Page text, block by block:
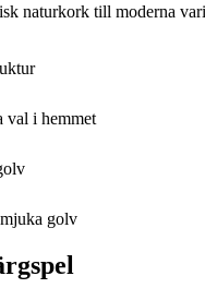
naturkork till moderna
val i hemmet
golv